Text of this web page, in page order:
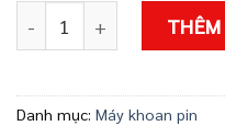
Máy khoan pin DCJZ23-
THÊM
Danh mục: Máy khoan pin